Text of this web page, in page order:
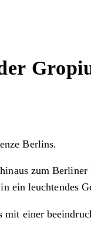
Berlins.
zum
ein leuchtendes
einer